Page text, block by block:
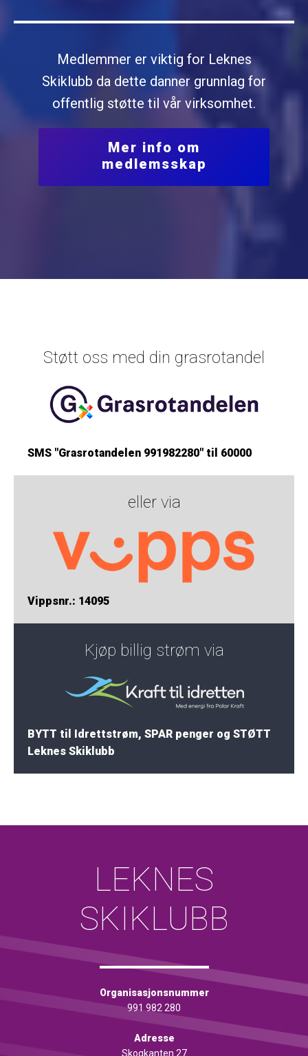
Medlemmer er viktig for Leknes
Skiklubb da dette danner grunnlag for
offentlig støtte til vår virksomhet.
Mer info om
medlemsskap
Støtt oss med din grasrotandel
SMS "Grasrotandelen 991982280" til 60000
eller via
Vippsnr.: 14095
Kjøp billig strøm via
BYTT til Idrettstrøm, SPAR penger og STØTT
Leknes Skiklubb
LEKNES
SKIKLUBB
Organisasjonsnummer
991 982 280
Adresse
Skogkanten 27